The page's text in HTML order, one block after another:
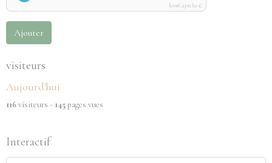
IconCaptcha ©
Ajouter
visiteurs
Aujourd'hui
116visiteurs - 145pages vues
Interactif